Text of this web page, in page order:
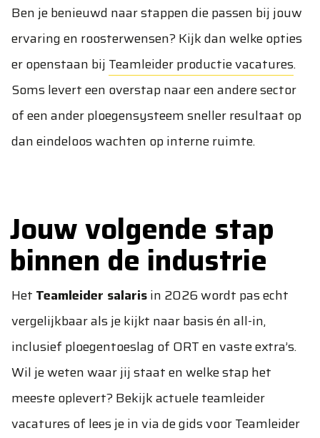
Ben je benieuwd naar stappen die passen bij jouw
ervaring en roosterwensen? Kijk dan welke opties
er openstaan bij Teamleider productie vacatures.
Soms levert een overstap naar een andere sector
of een ander ploegensysteem sneller resultaat op
dan eindeloos wachten op interne ruimte.
Jouw volgende stap
binnen de industrie
Het Teamleider salarisin 2026 wordt pas echt
vergelijkbaar als je kijkt naar basis én all-in,
inclusief ploegentoeslag of ORT en vaste extra’s.
Wil je weten waar jij staat en welke stap het
meeste oplevert? Bekijk actueleteamleider
vacaturesof lees je in viade gids voor Teamleider